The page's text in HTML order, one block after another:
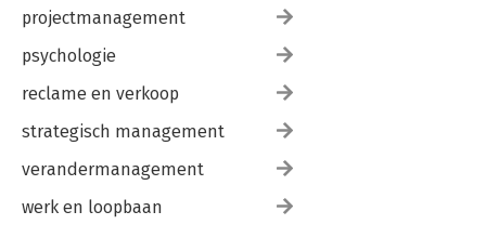
projectmanagement
psychologie
reclame en verkoop
strategisch management
verandermanagement
werk en loopbaan